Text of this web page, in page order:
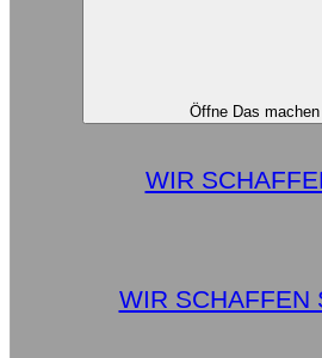
Öffne Das machen
WIR
WIR SCHAFFEN